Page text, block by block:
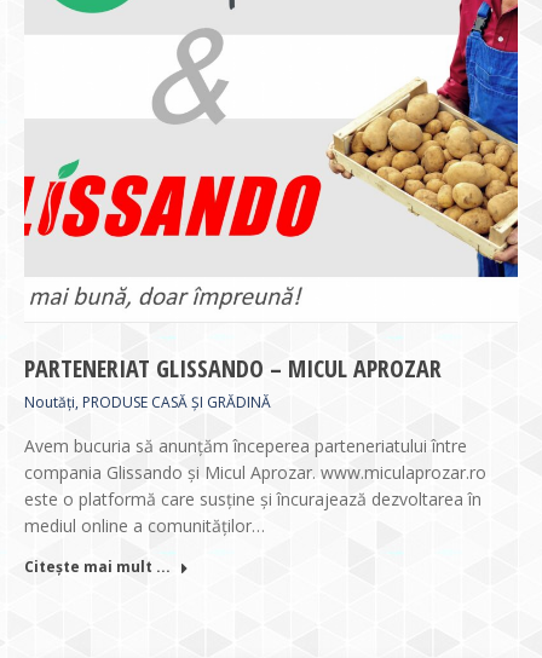
PARTENERIAT GLISSANDO – MICUL APROZAR
Noutăți,PRODUSE CASĂ ȘI GRĂDINĂ
Avem bucuria să anunțăm începerea parteneriatului între
compania Glissando și Micul Aprozar. www.miculaprozar.ro
este o platformă care susține și încurajează dezvoltarea în
mediul online a comunităților…
Citește mai mult ...